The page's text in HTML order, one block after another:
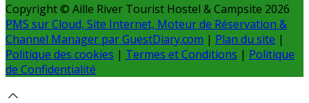
Copyright © Aille River Tourist Hostel & Campsite 2026
PMS sur Cloud, Site Internet, Moteur de Réservation &
Channel Manager par GuestDiary.com | Plan du site |
Politique des cookies | Termes et Conditions | Politique
de Confidentialité